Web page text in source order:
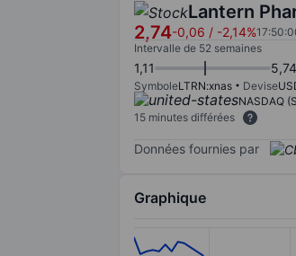
Lantern
2,74-0,06 / -2,14%
Intervalle de 52 semaines
1,11 5,74
SymboleLTRN:xnas Devise
NASDAQ
15 minutes différées
Données fournies par
Graphique